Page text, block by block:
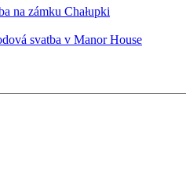
na zámku Chałupki
svatba v Manor House